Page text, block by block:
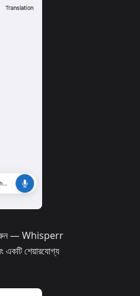
— Whisperr
একটি শেয়ারযোগ্য